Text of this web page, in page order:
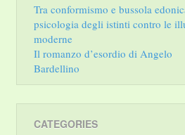
Tra conformismo e bussola
psicologia degli istinti contro le
moderne
Il romanzo d’esordio di Angelo
Bardellino
CATEGORIES